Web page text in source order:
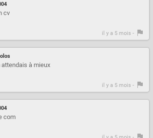
cv
il y a 5 mois -
attendais à mieux
il y a 5 mois -
com